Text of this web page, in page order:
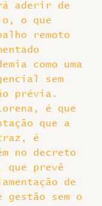
aderir de
o que
remoto
como uma
sem
prévia.
é que
que a
traz, é
no decreto
que prevê
de
gestão sem o